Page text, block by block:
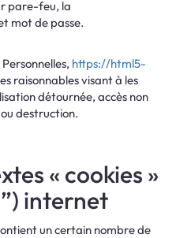
pare-feu, la
mot de passe.
https://html5-
raisonnables visant à les
détournée, accès non
destruction.
« cookies »
internet
un certain nombre de